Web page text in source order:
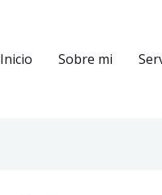
Inicio Sobre mi